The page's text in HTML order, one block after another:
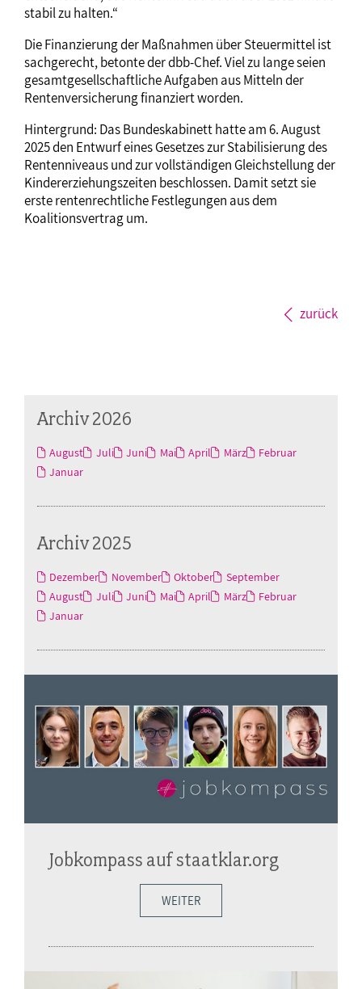
stabil zu halten.“
Die Finanzierung der Maßnahmen über Steuermittel ist
sachgerecht, betonte der dbb-Chef. Viel zu lange seien
gesamtgesellschaftliche Aufgaben aus Mitteln der
Rentenversicherung finanziert worden.
Hintergrund: Das Bundeskabinett hatte am 6. August
2025 den Entwurf eines Gesetzes zur Stabilisierung des
Rentenniveaus und zur vollständigen Gleichstellung der
Kindererziehungszeiten beschlossen. Damit setzt sie
erste rentenrechtliche Festlegungen aus dem
Koalitionsvertrag um.
zurück
Archiv 2026
August Juli Juni Mai April März
Februar
Januar
Archiv 2025
Dezember November Oktober
September
August
Juli Juni Mai April März
Februar
Januar
Jobkompass auf staatklar.org
WEITER